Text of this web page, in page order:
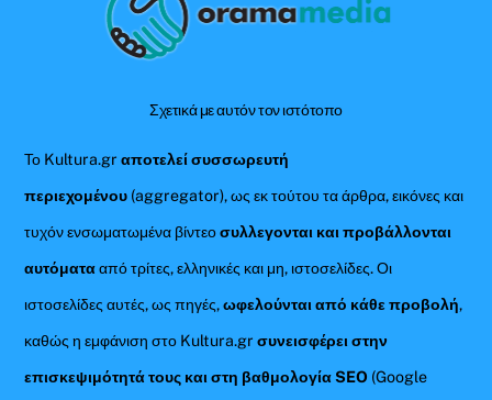
To
Σχετικά με αυτόν τον ιστότοπο
Το Kultura.grαποτελεί συσσωρευτή
περιεχομένου (aggregator), ως εκ τούτου τα άρθρα, εικόνες και
τυχόν ενσωματωμένα βίντεοσυλλεγονται και προβάλλονται
αυτόματααπό τρίτες, ελληνικές και μη, ιστοσελίδες. Οι
ιστοσελίδες αυτές, ως πηγές,ωφελούνται από κάθε προβολή,
καθώς η εμφάνιση στο Kultura.gr συνεισφέρει στην
επισκεψιμότητά τους και στη βαθμολογία SEO (Google